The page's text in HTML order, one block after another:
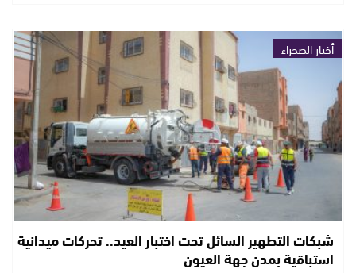
أخبار الصحراء
شبكات التطهير السائل تحت اختبار العيد.. تحركات ميدانية
استباقية بمدن جهة العيون